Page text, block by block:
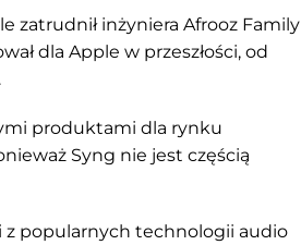
zatrudnił inżyniera Afrooz Family
dla Apple w przeszłości, od
produktami dla rynku
Syng nie jest częścią
z popularnych technologii audio